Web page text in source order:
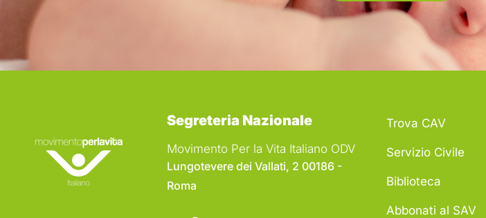
Segreteria Nazionale
Movimento Per la Vita Italiano ODV
Lungotevere dei Vallati, 2 00186 -
Roma
Trova CAV
Servizio Civile
Biblioteca
Abbonati al SAV